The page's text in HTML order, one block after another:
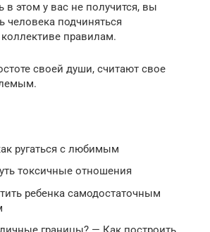
в этом у вас не получится, вы
человека подчиняться
правилам.
своей души, считают свое
ругаться с любимым
токсичные отношения
ребенка самодостаточным